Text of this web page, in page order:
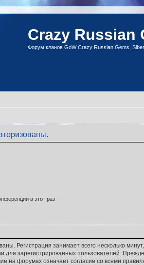
Crazy Russian
Форум кланов GoW Crazy Russian Gems,
в этот раз
Регистрация занимает всего несколько
зарегистрированных пользователей.
на форумах означает согласие со всеми